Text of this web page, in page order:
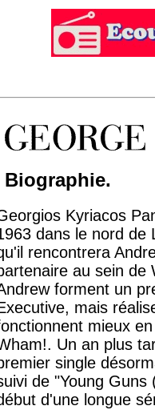
Biographie.
Kyriacos
dans le nord de
rencontrera
au sein de
forment un
mais
mieux
Un an plus
single
de "Young
d'une longue